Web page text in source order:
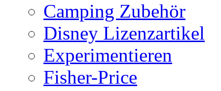
Camping Zubehör
Disney Lizenzartikel
Experimentieren
Fisher-Price